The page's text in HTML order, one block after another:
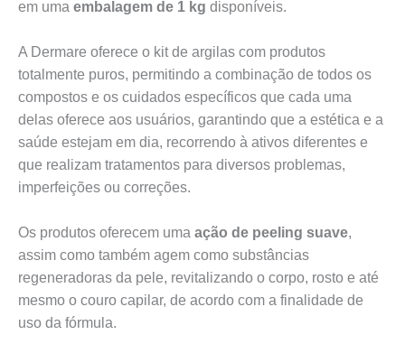
em uma embalagem de 1 kg disponíveis.
A Dermare oferece o kit de argilas com produtos
totalmente puros, permitindo a combinação de todos os
compostos e os cuidados específicos que cada uma
delas oferece aos usuários, garantindo que a estética e a
saúde estejam em dia, recorrendo à ativos diferentes e
que realizam tratamentos para diversos problemas,
imperfeições ou correções.
Os produtos oferecem uma ação de peeling suave,
assim como também agem como substâncias
regeneradoras da pele, revitalizando o corpo, rosto e até
mesmo o couro capilar, de acordo com a finalidade de
uso da fórmula.